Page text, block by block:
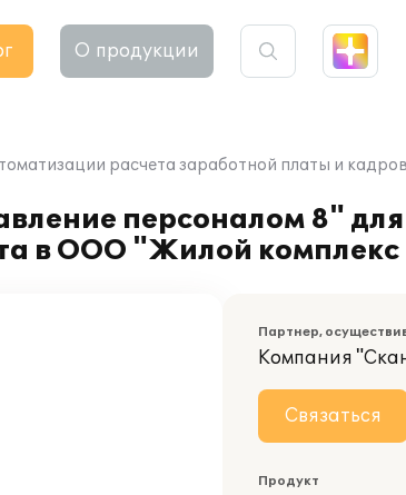
О продукции
расчета заработной платы и
персоналом 8"
в ООО "Жилой
Партнер,
Компания
Связаться
Продукт